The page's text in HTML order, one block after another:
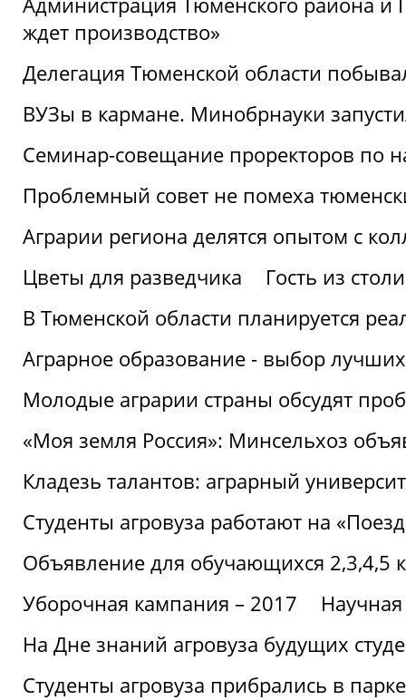
ждет производство»
Делегация Тюменской области
ВУЗы в кармане. Минобрнауки
Семинар-совещание проректоров по
Проблемный совет не помеха
Аграрии региона делятся опытом с
Цветы для разведчика
Гость из
В Тюменской области планируется
Аграрное образование - выбор лучших
Молодые аграрии страны обсудят
«Моя земля Россия»: Минсельхоз
Кладезь талантов: аграрный
Студенты агровуза работают на
Объявление для обучающихся 2,3,4,5
Уборочная кампания – 2017
На Дне знаний агровуза будущих
Студенты агровуза прибрались в